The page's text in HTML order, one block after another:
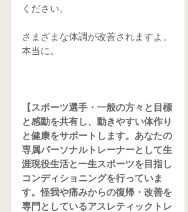
ください。
さまざまな体調が改善されますよ。
本当に。
【スポーツ選手・一般の方々と目標
と感動を共有し、動きやすい体作り
と健康をサポートします。あなたの
専属パーソナルトレーナーとして生
涯現役生活と一生スポーツを目指し
コンディショニングを行っていま
す。怪我や痛みからの復帰・改善を
専門としているアスレティックトレ